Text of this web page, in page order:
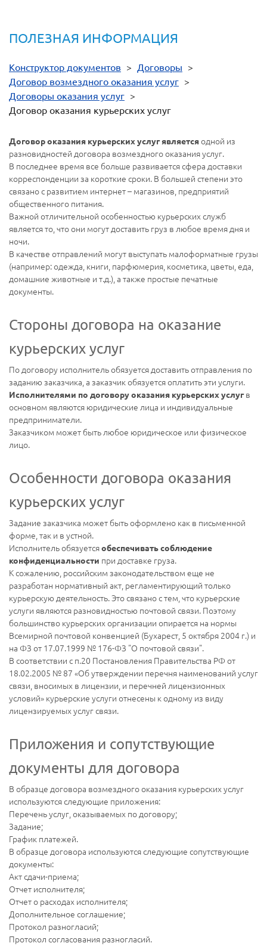
ПОЛЕЗНАЯ ИНФОРМАЦИЯ
Конструктор документов > Договоры >
Договор возмездного оказания услуг >
Договоры оказания услуг >
Договор оказания курьерских услуг
Договор оказания курьерских услуг являетсяодной из
разновидностей договора возмездного оказания услуг.
В последнее время все больше развивается сфера доставки
корреспонденции за короткие сроки. В большей степени это
связано с развитием интернет – магазинов, предприятий
общественного питания.
Важной отличительной особенностью курьерских служб
является то, что они могут доставить груз в любое время дня и
ночи.
В качестве отправлений могут выступать малоформатные грузы
(например: одежда, книги, парфюмерия, косметика, цветы, еда,
домашние животные и т.д.), а также простые печатные
документы.
Стороны договора на оказание
курьерских услуг
По договору исполнитель обязуется доставить отправления по
заданию заказчика, а заказчик обязуется оплатить эти услуги.
Исполнителями по договору оказания курьерских услугв
основном являются юридические лица и индивидуальные
предприниматели.
Заказчиком может быть любое юридическое или физическое
лицо.
Особенности договора оказания
курьерских услуг
Задание заказчика может быть оформлено как в письменной
форме, так и в устной.
Исполнитель обязуетсяобеспечивать соблюдение
конфиденциальности при доставке груза.
К сожалению, российским законодательством еще не
разработан нормативный акт, регламентирующий только
курьерскую деятельность. Это связано с тем, что курьерские
услуги являются разновидностью почтовой связи. Поэтому
большинство курьерских организации опирается на нормы
Всемирной почтовой конвенцией (Бухарест, 5 октября 2004 г.) и
на ФЗ от 17.07.1999 № 176-ФЗ "О почтовой связи".
В соответствии с п.20 Постановления Правительства РФ от
18.02.2005 № 87 «Об утверждении перечня наименований услуг
связи, вносимых в лицензии, и перечней лицензионных
условий» курьерские услуги отнесены к одному из виду
лицензируемых услуг связи.
Приложения и сопутствующие
документы для договора
В образце договора возмездного оказания курьерских услуг
используются следующие приложения:
Перечень услуг, оказываемых по договору;
Задание;
График платежей.
В образце договора используются следующие сопутствующие
документы:
Акт сдачи-приема;
Отчет исполнителя;
Отчет о расходах исполнителя;
Дополнительное соглашение;
Протокол разногласий;
Протокол согласования разногласий.